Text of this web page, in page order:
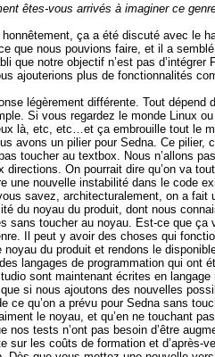
êtes-vous arrivés à imaginer ce
honnêtement, ça a été discuté avec le
que nous pouvions faire, et il a
que notre objectif n’est pas
ajouterions plus de fonctionnalités
légèrement différente. Tout
Si vous regardez le monde Linux
là, etc, etc…et ça embrouille tout le
avons un pilier pour Sedna. Ce pilier,
toucher au textbox. Nous n’allons
directions. On pourrait dire qu’on va
une nouvelle instabilité dans le code
savez, architecturalement, on a
du noyau du produit, dont nous
sans toucher au noyau. Est-ce que ça
Il peut y avoir des choses qui
du produit et rendons le
langages de programmation qui
sont maintenant écrites en
si nous ajoutons des nouvelles
ce qu’on a prévu pour Sedna sans
le noyau, et qu’en ne touchant
nos tests n’ont pas besoin d’être
sur les coûts de formation et